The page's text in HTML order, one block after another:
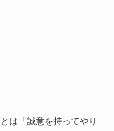
は「誠意を持ってやり